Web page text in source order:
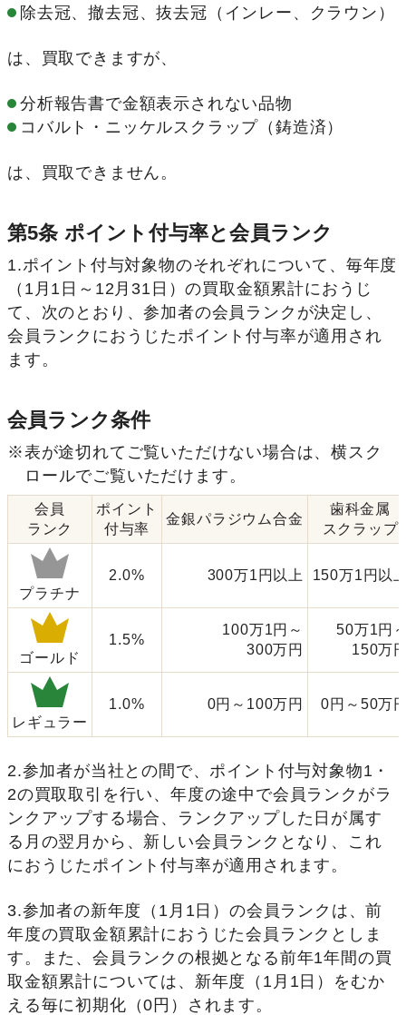
除去冠、撤去冠、抜去冠（インレー、クラウン）
は、買取できますが、
分析報告書で金額表示されない品物
コバルト・ニッケルスクラップ（鋳造済）
は、買取できません。
第5条 ポイント付与率と会員ランク
1.ポイント付与対象物のそれぞれについて、毎年度
（1月1日～12月31日）の買取金額累計におうじ
て、次のとおり、参加者の会員ランクが決定し、
会員ランクにおうじたポイント付与率が適用され
ます。
会員ランク条件
※表が途切れてご覧いただけない場合は、横スク
ロールでご覧いただけます。
会員
ランク
ポイント
付与率
金銀パラジウム合金
歯科金属
スクラップ
プラチナ
2.0% 300万1円以上 150万1円以
ゴールド
1.5%
100万1円～
300万円
50万1円
150万
レギュラー
1.0% 0円～100万円 0円～50万
2.参加者が当社との間で、ポイント付与対象物1・
2の買取取引を行い、年度の途中で会員ランクがラ
ンクアップする場合、ランクアップした日が属す
る月の翌月から、新しい会員ランクとなり、これ
におうじたポイント付与率が適用されます。
3.参加者の新年度（1月1日）の会員ランクは、前
年度の買取金額累計におうじた会員ランクとしま
す。また、会員ランクの根拠となる前年1年間の買
取金額累計については、新年度（1月1日）をむか
える毎に初期化（0円）されます。